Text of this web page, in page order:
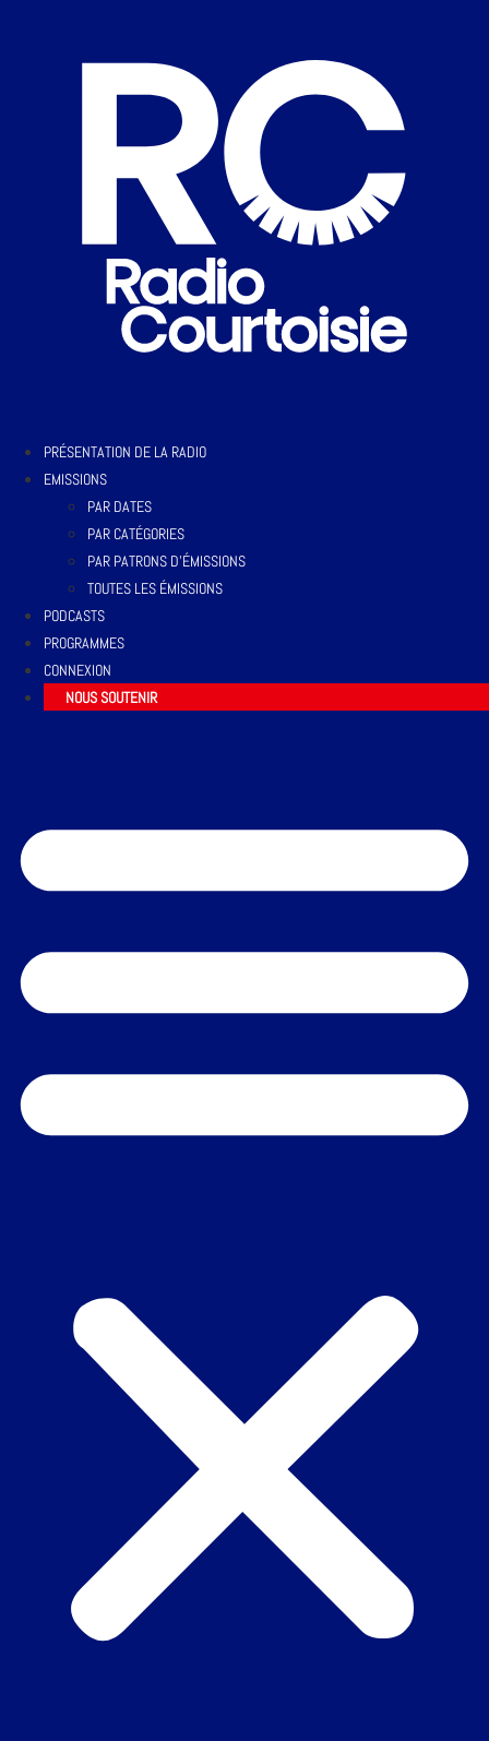
PRÉSENTATION DE LA RADIO
EMISSIONS
PAR DATES
PAR CATÉGORIES
PAR PATRONS D’ÉMISSIONS
TOUTES LES ÉMISSIONS
PODCASTS
PROGRAMMES
CONNEXION
NOUS SOUTENIR